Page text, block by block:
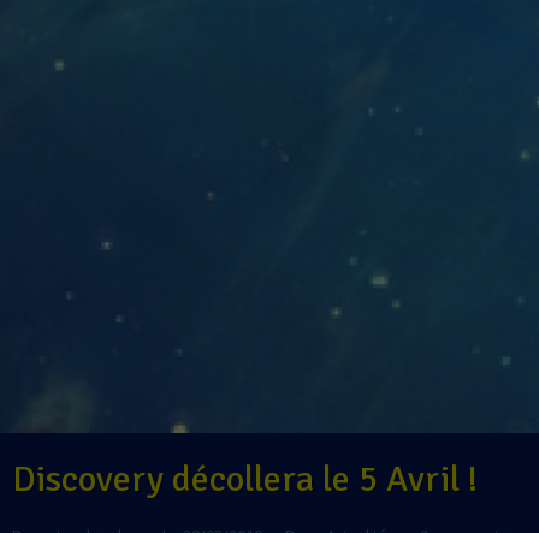
Discovery décollera le 5 Avril !